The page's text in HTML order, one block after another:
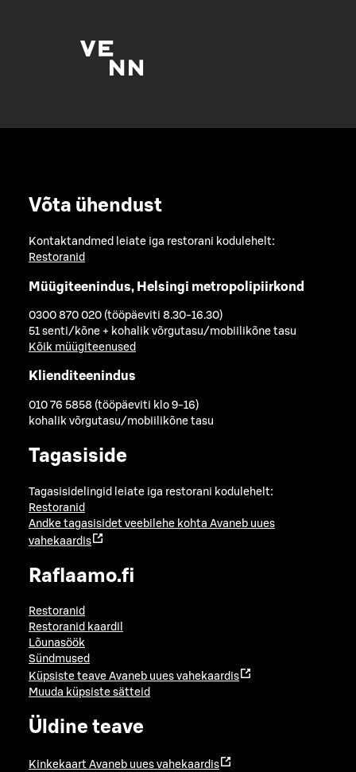
Võta ühendust
Kontaktandmed leiate iga restorani kodulehelt:
Restoranid
Müügiteenindus, Helsingi metropolipiirkond
0300 870 020 (tööpäeviti 8.30-16.30)
51 senti/kõne + kohalik võrgutasu/mobiilikõne tasu
Kõik müügiteenused
Klienditeenindus
010 76 5858 (tööpäeviti klo 9-16)
kohalik võrgutasu/mobiilikõne tasu
Tagasiside
Tagasisidelingid leiate iga restorani kodulehelt:
Restoranid
Andke tagasisidet veebilehe kohta Avaneb uues
vahekaardis
Raflaamo.fi
Restoranid
Restoranid kaardil
Lõunasöök
Sündmused
Küpsiste teave Avaneb uues vahekaardis
Muuda küpsiste sätteid
Üldine teave
Kinkekaart Avaneb uues vahekaardis